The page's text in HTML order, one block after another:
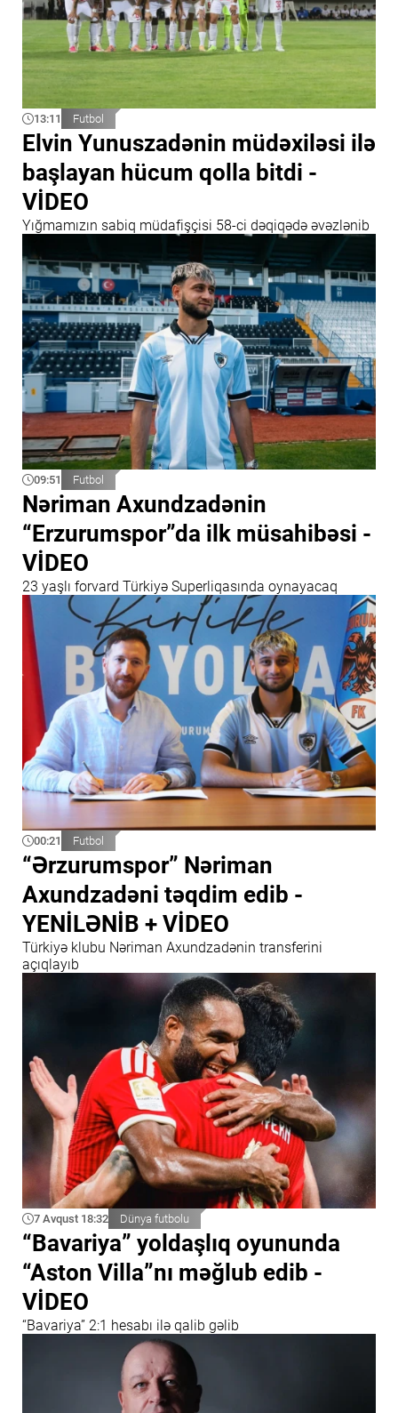
13:11 Futbol
Elvin Yunuszadənin müdəxiləsi ilə
başlayan hücum qolla bitdi -
VİDEO
Yığmamızın sabiq müdafişçisi 58-ci dəqiqədə əvəzlənib
09:51 Futbol
Nəriman Axundzadənin
“Erzurumspor”da ilk müsahibəsi -
VİDEO
23 yaşlı forvard Türkiyə Superliqasında oynayacaq
00:21 Futbol
“Ərzurumspor” Nəriman
Axundzadəni təqdim edib -
YENİLƏNİB + VİDEO
Türkiyə klubu Nəriman Axundzadənin transferini
açıqlayıb
7 Avqust 18:32 Dünya futbolu
“Bavariya” yoldaşlıq oyununda
“Aston Villa”nı məğlub edib -
VİDEO
“Bavariya” 2:1 hesabı ilə qalib gəlib